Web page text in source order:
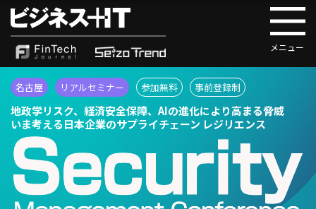
名古屋 リアルセミナー 参加無料 事前登録制
地政学リスク、経済安全保障、AIの進化により高まる脅威
いま考える日本企業のサプライチェーン レジリエンス